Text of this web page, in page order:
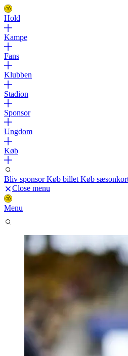
Hold
Kampe
Fans
Klubben
Stadion
Sponsor
Ungdom
Køb
Bliv sponsorKøb billet Køb
Close menu
Menu